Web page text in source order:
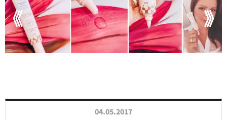
04.05.2017